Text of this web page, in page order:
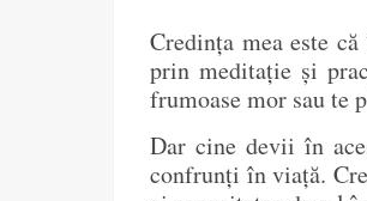
Credința mea este
prin meditație și
frumoase mor sau te
Dar cine devii în
confrunți în viață.